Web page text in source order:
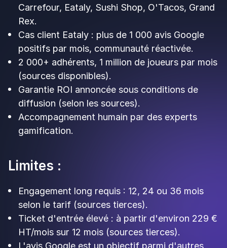
24 ou 36 mois (environ 229 €, 183 € ou 149 €
HT/mois). Kadow ne publie pas ses prix sur son
site — à confirmer en devis. Up Review ne
demande pas d'engagement long.
2. Quelles marques utilisent Kadow Club ?
Parmi ses clients confirmés : McDonald's,
Carrefour, Eataly, Sushi Shop, O'Tacos et le
Grand Rex. Cas documenté : Eataly Paris génère
au dispositif.
3. Kadow Club est-il meilleur qu'Up Review pour
collecter des avis ?
Pas nécessairement. Chez Kadow, l'avis Google
est l'une des actions possibles dans un système